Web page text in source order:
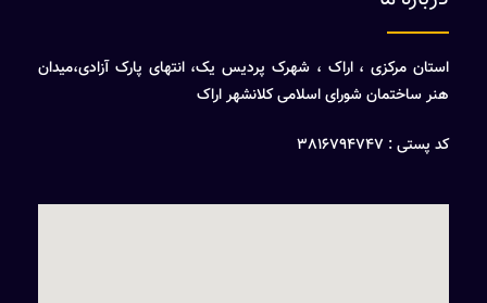
استان مرکزی ، اراک ، شهرک پردیس یک، انتهای پارک آزادی،میدان
هنر ساختمان شورای اسلامی کلانشهر اراک
کد پستی : 3816794747